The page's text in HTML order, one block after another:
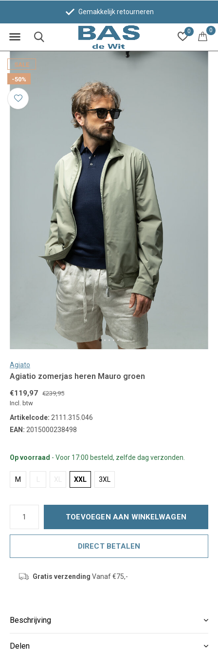
0 0
Gemakkelijk retourneren
SALE
-50%
Agiato
Agiatio zomerjas heren Mauro groen
€119,97 €239,95
Incl. btw
Artikelcode: 2111.315.046
EAN: 2015000238498
Op voorraad - Voor 17:00 besteld, zelfde dag verzonden.
M XL XXL 3XL
TOEVOEGEN AAN WINKELWAGEN
DIRECT BETALEN
Gratis verzending Vanaf €75,-
Beschrijving
Delen